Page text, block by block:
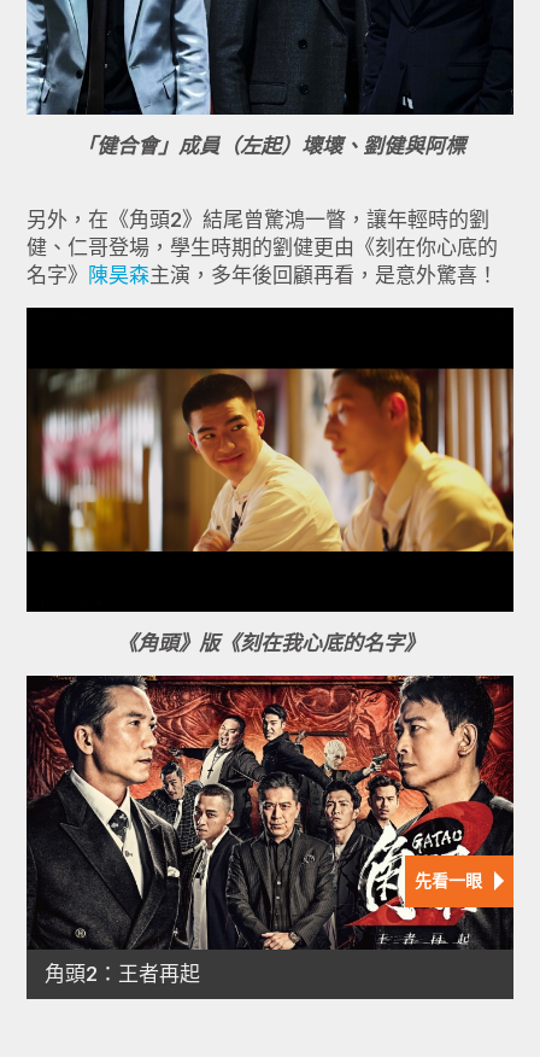
「健合會」成員（左起）壞壞、劉健與阿標
另外，在《角頭2》結尾曾驚鴻一瞥，讓年輕時的劉
健、仁哥登場，學生時期的劉健更由《刻在你心底的
名字》 陳昊森主演，多年後回顧再看，是意外驚喜！
《角頭》版《刻在我心底的名字》